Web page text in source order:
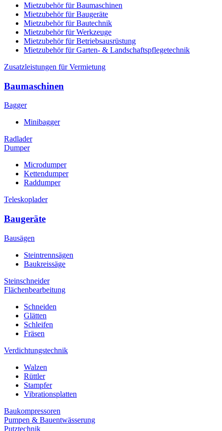
Mietzubehör für Baumaschinen
Mietzubehör für Baugeräte
Mietzubehör für Bautechnik
Mietzubehör für Werkzeuge
Mietzubehör für Betriebsausrüstung
Mietzubehör für Garten- & Landschaftspflegetechnik
Zusatzleistungen für Vermietung
Baumaschinen
Bagger
Minibagger
Radlader
Dumper
Microdumper
Kettendumper
Raddumper
Teleskoplader
Baugeräte
Bausägen
Steintrennsägen
Baukreissäge
Steinschneider
Flächenbearbeitung
Schneiden
Glätten
Schleifen
Fräsen
Verdichtungstechnik
Walzen
Rüttler
Stampfer
Vibrationsplatten
Baukompressoren
Pumpen & Bauentwässerung
Putztechnik